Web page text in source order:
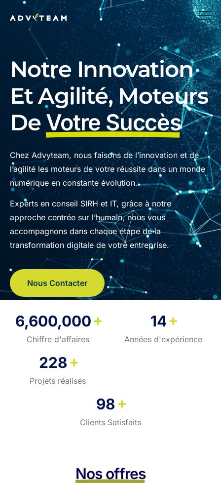
Notre Innovation
Et Agilité, Moteurs
De Votre Succès
Chez Advyteam, nous faisons de l’innovation et de
l’agilité les moteurs de votre réussite dans un monde
numérique en constante évolution.
Experts en conseil SIRH et IT, grâce à notre
approche centrée sur l’humain, nous vous
accompagnons dans chaque étape de la
transformation digitale de votre entreprise.
Nous Contacter
6,600,000+
Chiffre d'affaires
14+
Années d'expérience
228+
Projets réalisés
98+
Clients Satisfaits
Nos offres